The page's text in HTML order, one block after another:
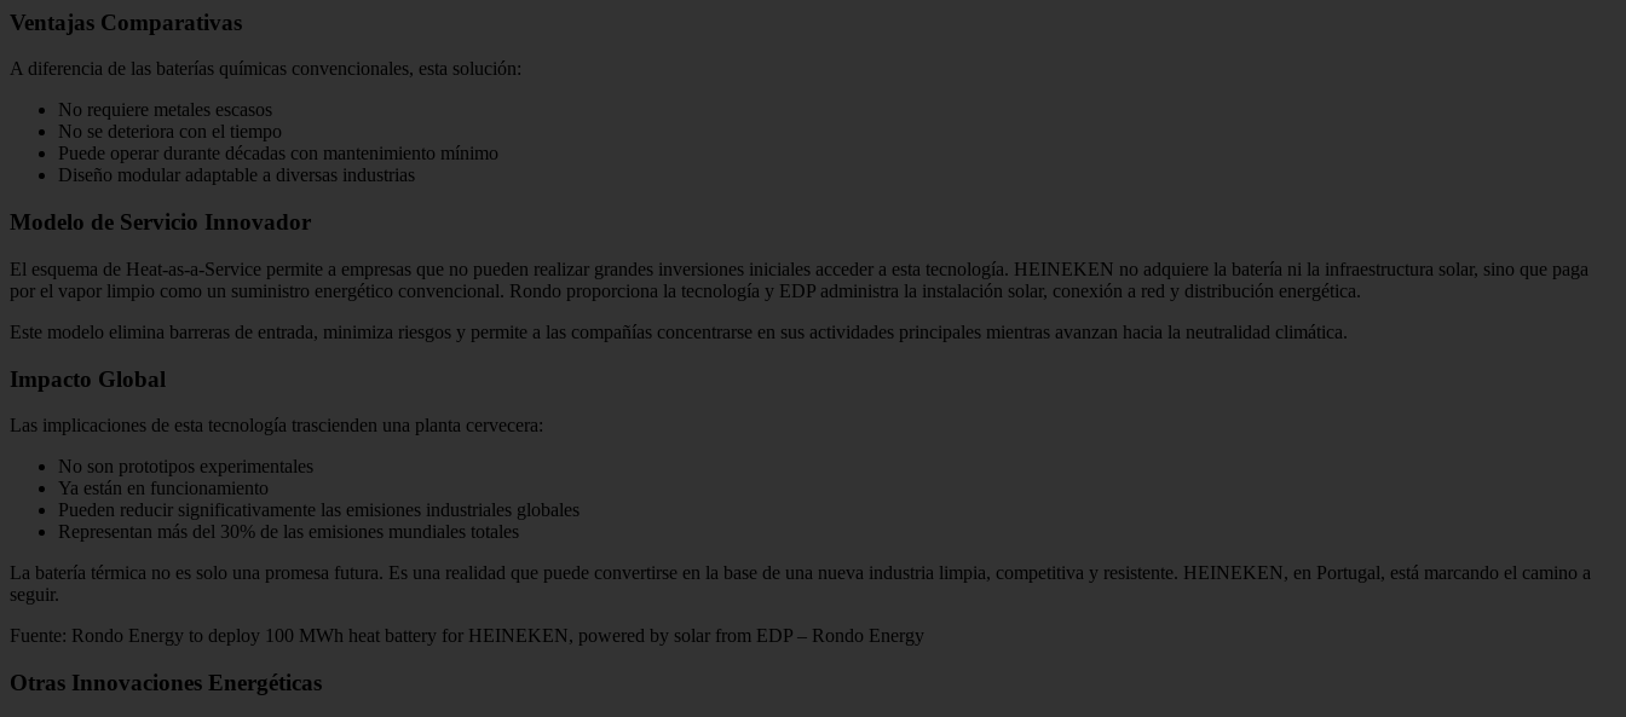
Ventajas Comparativas
A diferencia de las baterías químicas convencionales, esta solución:
No requiere metales escasos
No se deteriora con el tiempo
Puede operar durante décadas con mantenimiento mínimo
Diseño modular adaptable a diversas industrias
Modelo de Servicio Innovador
El esquema de Heat-as-a-Service permite a empresas que no pueden realizar grandes inversiones iniciales acceder a esta tecnología. HEINEKEN no adquiere la batería ni la infraestructura solar, sino que paga
por el vapor limpio como un suministro energético convencional. Rondo proporciona la tecnología y EDP administra la instalación solar, conexión a red y distribución energética.
Este modelo elimina barreras de entrada, minimiza riesgos y permite a las compañías concentrarse en sus actividades principales mientras avanzan hacia la neutralidad climática.
Impacto Global
Las implicaciones de esta tecnología trascienden una planta cervecera:
No son prototipos experimentales
Ya están en funcionamiento
Pueden reducir significativamente las emisiones industriales globales
Representan más del 30% de las emisiones mundiales totales
La batería térmica no es solo una promesa futura. Es una realidad que puede convertirse en la base de una nueva industria limpia, competitiva y resistente. HEINEKEN, en Portugal, está marcando el camino a
seguir.
Fuente: Rondo Energy to deploy 100 MWh heat battery for HEINEKEN, powered by solar from EDP – Rondo Energy
Otras Innovaciones Energéticas